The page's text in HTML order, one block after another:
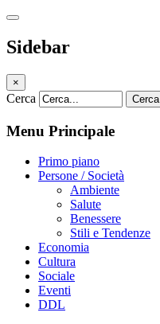
Sidebar
×
Cerca Cerca
Menu Principale
Primo piano
Persone / Società
Ambiente
Salute
Benessere
Stili e Tendenze
Economia
Cultura
Sociale
Eventi
DDL